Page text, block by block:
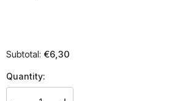
Subtotal: €6,30
Quantity: